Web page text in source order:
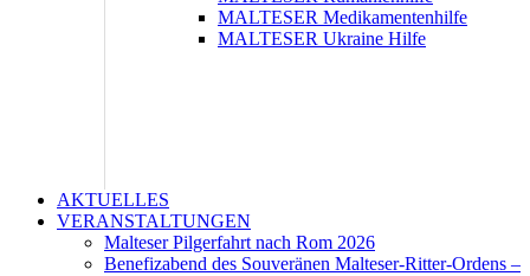
MALTESER Medikamentenhilfe
MALTESER Ukraine Hilfe
AKTUELLES
VERANSTALTUNGEN
Malteser Pilgerfahrt nach Rom 2026
Benefizabend des Souveränen Malteser-Ritter-Ordens –